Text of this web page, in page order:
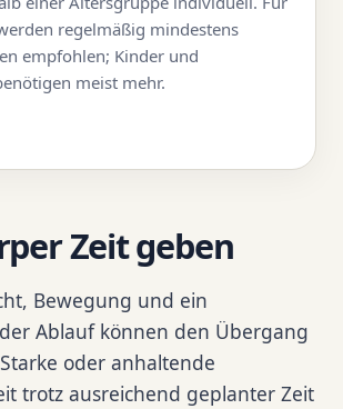
regelmäßig mindestens
empfohlen; Kinder und
meist mehr.
Zeit geben
Bewegung und ein
Ablauf können den Übergang
oder anhaltende
trotz ausreichend geplanter Zeit